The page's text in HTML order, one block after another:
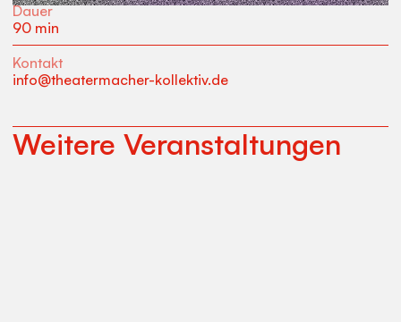
Dauer
90 min
Kontakt
info@theatermacher-kollektiv.de
Weitere Veranstaltungen